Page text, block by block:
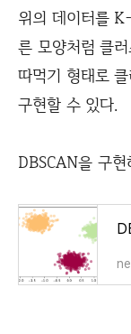
위의 데이터를
른 모양처럼 클
따먹기 형태로
구현할 수 있다.
DBSCAN을 구